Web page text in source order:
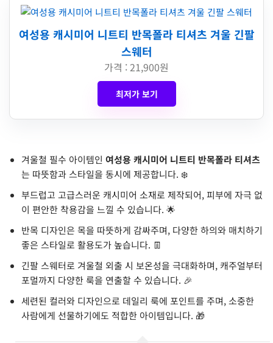
여성용 캐시미어 니트티 반목폴라 티셔츠 겨울 긴팔
스웨터
가격 : 21,900원
최저가 보기
겨울철 필수 아이템인 여성용 캐시미어 니트티 반목폴라 티셔츠
는 따뜻함과 스타일을 동시에 제공합니다. ❄️
부드럽고 고급스러운 캐시미어 소재로 제작되어, 피부에 자극 없
이 편안한 착용감을 느낄 수 있습니다. 🌟
반목 디자인은 목을 따뜻하게 감싸주며, 다양한 하의와 매치하기
좋은 스타일로 활용도가 높습니다. 👖
긴팔 스웨터로 겨울철 외출 시 보온성을 극대화하며, 캐주얼부터
포멀까지 다양한 룩을 연출할 수 있습니다. 🎉
세련된 컬러와 디자인으로 데일리 룩에 포인트를 주며, 소중한
사람에게 선물하기에도 적합한 아이템입니다. 🎁